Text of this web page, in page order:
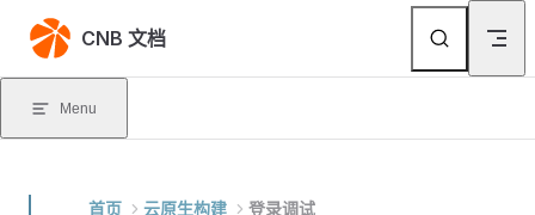
Skip to content
CNB 文档
Menu
首页 云原生构建 登录调试